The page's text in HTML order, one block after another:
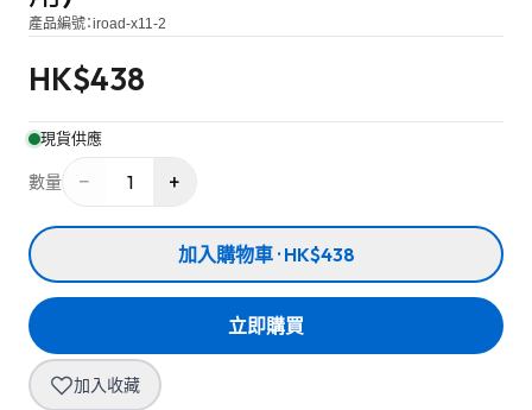
產品編號：iroad-x11-2
HK$438
現貨供應
數量 − 1 +
加入購物車 · HK$438
立即購買
加入收藏